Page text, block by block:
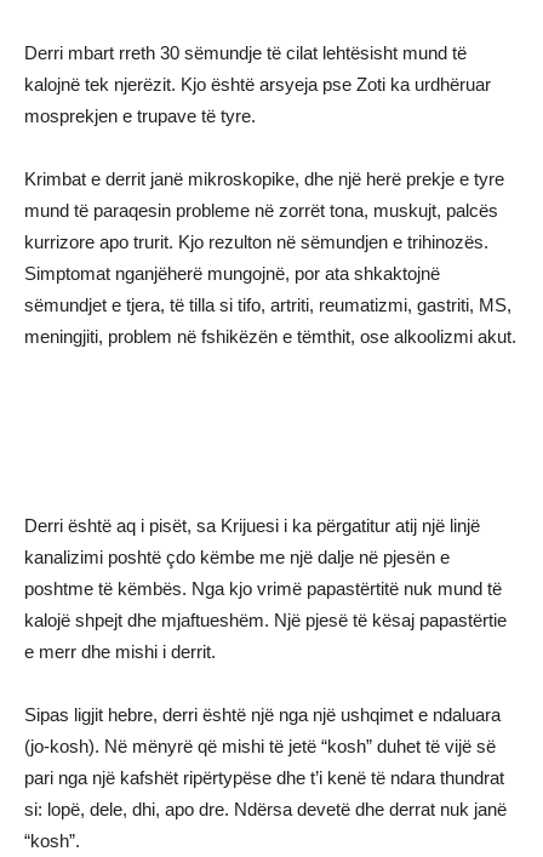
Derri mbart rreth 30 sëmundje të cilat lehtësisht mund të
kalojnë tek njerëzit. Kjo është arsyeja pse Zoti ka urdhëruar
mosprekjen e trupave të tyre.
Krimbat e derrit janë mikroskopike, dhe një herë prekje e tyre
mund të paraqesin probleme në zorrët tona, muskujt, palcës
kurrizore apo trurit. Kjo rezulton në sëmundjen e trihinozës.
Simptomat nganjëherë mungojnë, por ata shkaktojnë
sëmundjet e tjera, të tilla si tifo, artriti, reumatizmi, gastriti, MS,
meningjiti, problem në fshikëzën e tëmthit, ose alkoolizmi akut.
Derri është aq i pisët, sa Krijuesi i ka përgatitur atij një linjë
kanalizimi poshtë çdo këmbe me një dalje në pjesën e
poshtme të këmbës. Nga kjo vrimë papastërtitë nuk mund të
kalojë shpejt dhe mjaftueshëm. Një pjesë të kësaj papastërtie
e merr dhe mishi i derrit.
Sipas ligjit hebre, derri është një nga një ushqimet e ndaluara
(jo-kosh). Në mënyrë që mishi të jetë “kosh” duhet të vijë së
pari nga një kafshët ripërtypëse dhe t’i kenë të ndara thundrat
si: lopë, dele, dhi, apo dre. Ndërsa devetë dhe derrat nuk janë
“kosh”.